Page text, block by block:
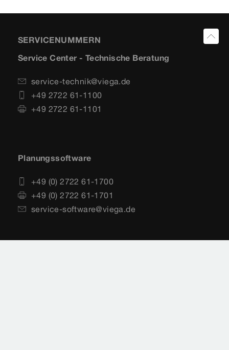
SERVICENUMMERN
Service Center - Technische Beratung
service-technik@viega.de
+49 2722 61-1100
+49 2722 61-1101
Planungssoftware
+49 (0) 2722 61-1700
+49 (0) 2722 61-1701
service-software@viega.de